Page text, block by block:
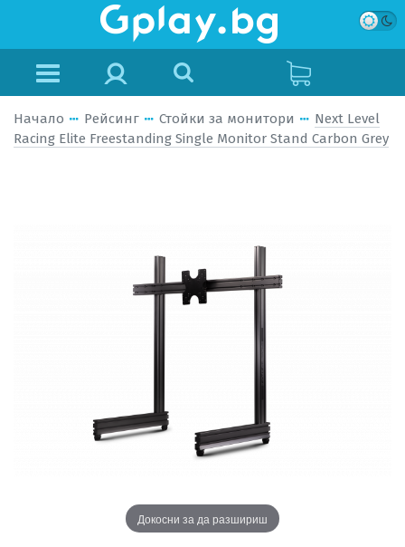
Начало Рейсинг Стойки за монитори
Next Level
Racing Elite Freestanding Single Monitor Stand Carbon Grey
Докосни за да разшириш